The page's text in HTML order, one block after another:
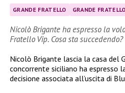
GRANDE FRATELLO GRANDE
Nicolò Brigante ha espresso la
Fratello Vip. Cosa sta succedendo?
Nicolò Brigante lascia la casa del
concorrente siciliano ha espresso
decisione associata all’uscita di